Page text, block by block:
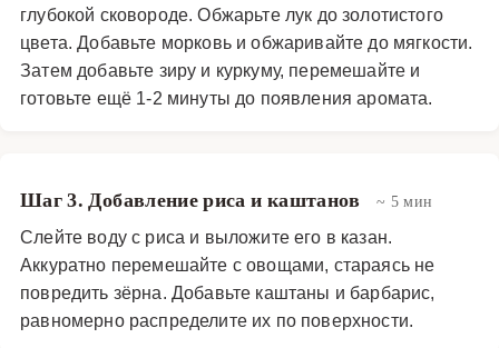
глубокой сковороде. Обжарьте лук до золотистого
цвета. Добавьте морковь и обжаривайте до мягкости.
Затем добавьте зиру и куркуму, перемешайте и
готовьте ещё 1-2 минуты до появления аромата.
Шаг 3. Добавление риса и каштанов ~ 5 мин
Слейте воду с риса и выложите его в казан.
Аккуратно перемешайте с овощами, стараясь не
повредить зёрна. Добавьте каштаны и барбарис,
равномерно распределите их по поверхности.